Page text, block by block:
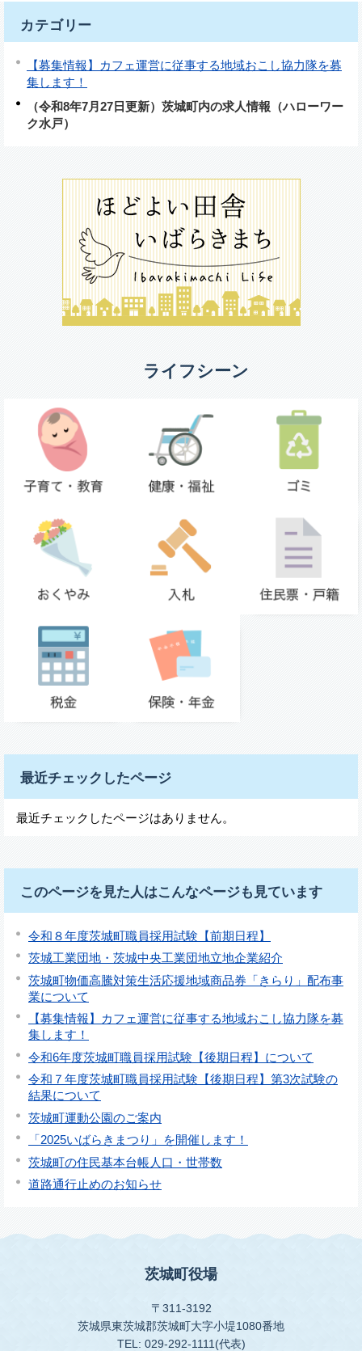
カテゴリー
【募集情報】カフェ運営に従事する地域おこし協力隊を募
集します！
（令和8年7月27日更新）茨城町内の求人情報（ハローワー
ク水戸）
ライフシーン
最近チェックしたページ
最近チェックしたページはありません。
このページを見た人はこんなページも見ています
令和８年度茨城町職員採用試験【前期日程】
茨城工業団地・茨城中央工業団地立地企業紹介
茨城町物価高騰対策生活応援地域商品券「きらり」配布事
業について
【募集情報】カフェ運営に従事する地域おこし協力隊を募
集します！
令和6年度茨城町職員採用試験【後期日程】について
令和７年度茨城町職員採用試験【後期日程】第3次試験の
結果について
茨城町運動公園のご案内
「2025いばらきまつり」を開催します！
茨城町の住民基本台帳人口・世帯数
道路通行止めのお知らせ
茨城町役場
〒311-3192
茨城県東茨城郡茨城町大字小堤1080番地
TEL: 029-292-1111(代表)